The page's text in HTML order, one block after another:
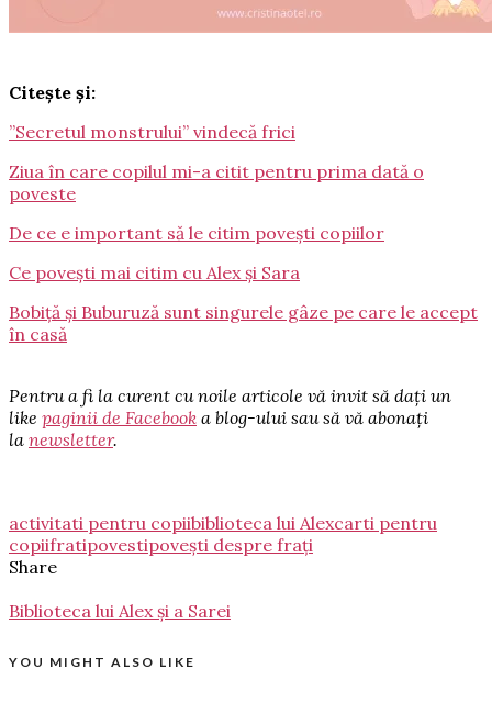
Citește și:
”Secretul monstrului” vindecă frici
Ziua în care copilul mi-a citit pentru prima dată o
poveste
De ce e important să le citim povești copiilor
Ce povești mai citim cu Alex și Sara
Bobiță și Buburuză sunt singurele gâze pe care le accept
în casă
Pentru a fi la curent cu noile articole vă invit să dați un
like paginii de Facebook a blog-ului sau să vă abonați
la newsletter.
activitati pentru copiibiblioteca lui Alexcarti pentru
copiifratipovestipovești despre frați
Share
Biblioteca lui Alex și a Sarei
YOU MIGHT ALSO LIKE